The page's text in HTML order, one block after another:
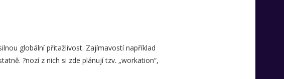
globální přitažlivost. Zajímavostí například
?nozí z nich si zde plánují tzv. „workation“,